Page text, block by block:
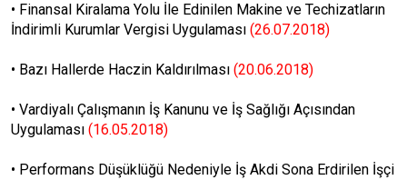
• Finansal Kiralama Yolu İle Edinilen Makine ve Techizatların
İndirimli Kurumlar Vergisi Uygulaması (26.07.2018)
• Bazı Hallerde Haczin Kaldırılması (20.06.2018)
• Vardiyalı Çalışmanın İş Kanunu ve İş Sağlığı Açısından
Uygulaması (16.05.2018)
• Performans Düşüklüğü Nedeniyle İş Akdi Sona Erdirilen İşçi